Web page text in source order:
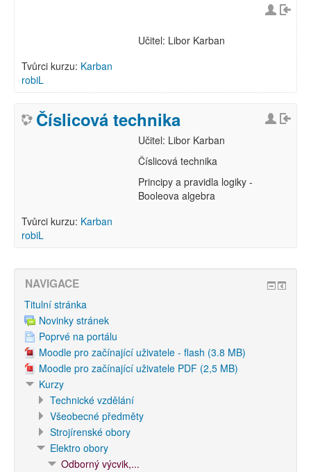
Učitel: Libor Karban
Tvůrci kurzu: Karban
robiL
Číslicová technika
Učitel: Libor Karban
Číslicová technika
Principy a pravidla logiky -
Booleova algebra
Tvůrci kurzu: Karban
robiL
NAVIGACE
Titulní stránka
Novinky stránek
Poprvé na portálu
Moodle pro začínající uživatele - flash (3.8 MB)
Moodle pro začínající uživatele PDF (2,5 MB)
Kurzy
Technické vzdělání
Všeobecné předměty
Strojírenské obory
Elektro obory
Odborný výcvik,...